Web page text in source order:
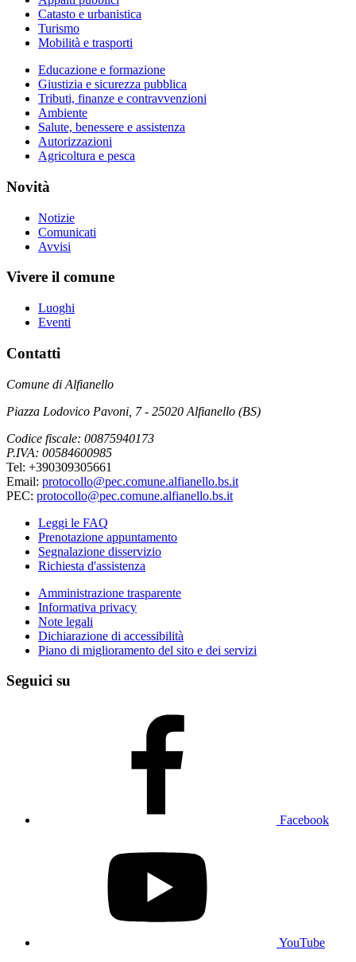
Catasto e urbanistica
Turismo
Mobilità e trasporti
Educazione e formazione
Giustizia e sicurezza pubblica
Tributi, finanze e contravvenzioni
Ambiente
Salute, benessere e assistenza
Autorizzazioni
Agricoltura e pesca
Novità
Notizie
Comunicati
Avvisi
Vivere il comune
Luoghi
Eventi
Contatti
Comune di Alfianello
Piazza Lodovico Pavoni, 7 - 25020 Alfianello (BS)
Codice fiscale: 00875940173
P.IVA: 00584600985
Tel: +390309305661
Email: protocollo@pec.comune.alfianello.bs.it
PEC: protocollo@pec.comune.alfianello.bs.it
Leggi le FAQ
Prenotazione appuntamento
Segnalazione disservizio
Richiesta d'assistenza
Amministrazione trasparente
Informativa privacy
Note legali
Dichiarazione di accessibilità
Piano di miglioramento del sito e dei servizi
Seguici su
Facebook
YouTube